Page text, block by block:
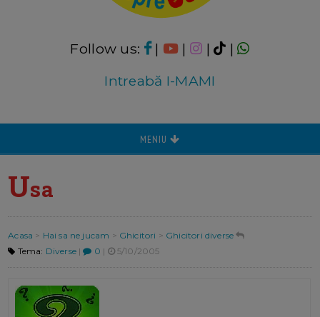
Follow us: | | |
|
Intreabă I-MAMI
MENIU
Usa
Acasa > Hai sa ne jucam > Ghicitori > Ghicitori diverse
Tema: Diverse| 0 | 5/10/2005